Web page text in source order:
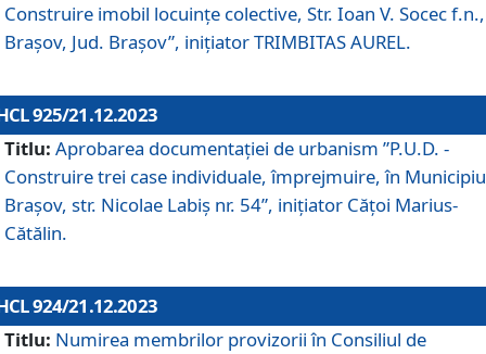
Construire imobil locuințe colective, Str. Ioan V. Socec f.n.,
Brașov, Jud. Brașov”, inițiator TRIMBITAS AUREL.
925/21.12.2023
Titlu: Aprobarea documentaţiei de urbanism ”P.U.D. -
Construire trei case individuale, împrejmuire, în
Brașov, str. Nicolae Labiș nr. 54”, inițiator Cățoi Marius-
Cătălin.
924/21.12.2023
Titlu: Numirea membrilor provizorii în Consiliul de